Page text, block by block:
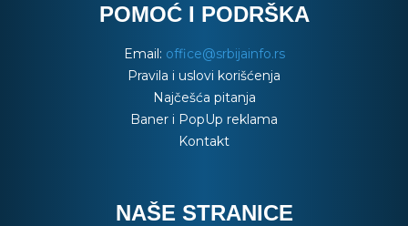
POMOĆ I PODRŠKA
Email: office@srbijainfo.rs
Pravila i uslovi korišćenja
Najčešća pitanja
Baner i PopUp reklama
Kontakt
NAŠE STRANICE